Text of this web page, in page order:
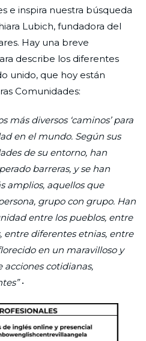
e inspira nuestra búsqueda
Lubich, fundadora del
Hay una breve
describe los diferentes
unido, que hoy están
Comunidades:
más diversos ‘caminos’ para
en el mundo. Según sus
de su entorno, han
barreras, y se han
amplios, aquellos que
grupo con grupo. Han
entre los pueblos, entre
entre diferentes etnias, entre
en un maravilloso y
cotidianas,
•